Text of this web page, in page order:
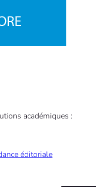
académiques :
éditoriale